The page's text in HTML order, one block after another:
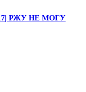
РЖУ НЕ МОГУ